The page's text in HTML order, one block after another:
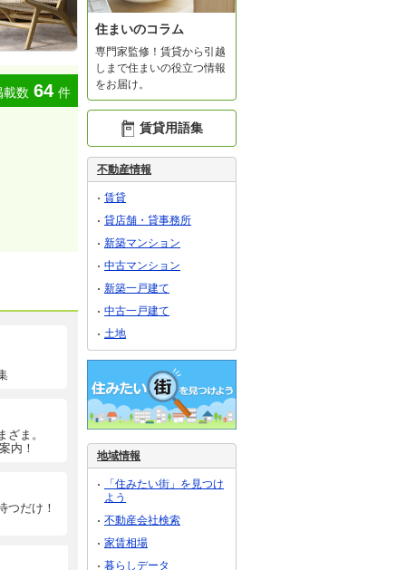
載数 64 件
ま。
内！
つだけ！
住まいのコラム
専門家監修！賃貸から引越
しまで住まいの役立つ情報
をお届け。
賃貸用語集
不動産情報
賃貸
貸店舗・貸事務所
新築マンション
中古マンション
新築一戸建て
中古一戸建て
土地
地域情報
「住みたい街」を見つけ
よう
不動産会社検索
家賃相場
暮らしデータ